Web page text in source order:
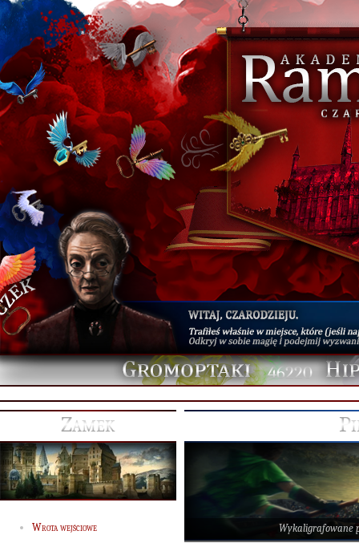
46220
Zamek
Wrota wejściowe
Wykaligrafowane